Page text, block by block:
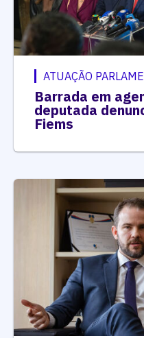
ATUAÇÃO
Barrada em
deputada
Fiems